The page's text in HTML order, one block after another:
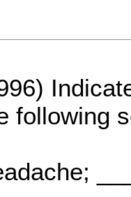
following